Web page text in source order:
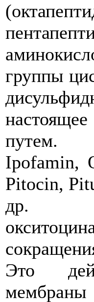
группы
Ipofamin,
Pitocin,
др.
Это